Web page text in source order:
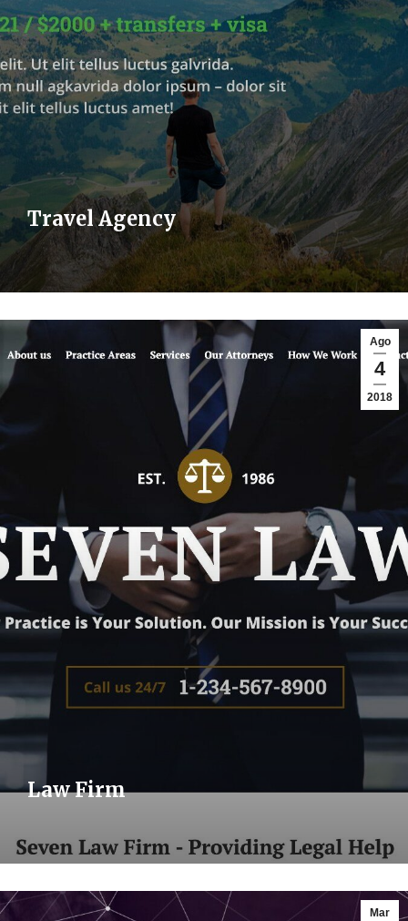
Travel Agency
Ago
4
2018
Law Firm
Mar